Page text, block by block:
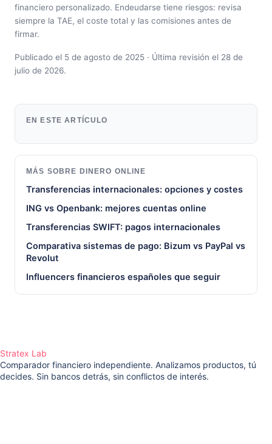
financiero personalizado. Endeudarse tiene riesgos: revisa
siempre la TAE, el coste total y las comisiones antes de
firmar.
Publicado el 5 de agosto de 2025 · Última revisión el 28 de
julio de 2026.
EN ESTE ARTÍCULO
MÁS SOBRE DINERO ONLINE
Transferencias internacionales: opciones y costes
ING vs Openbank: mejores cuentas online
Transferencias SWIFT: pagos internacionales
Comparativa sistemas de pago: Bizum vs PayPal vs
Revolut
Influencers financieros españoles que seguir
Stratex Lab
Comparador financiero independiente. Analizamos productos, tú
decides. Sin bancos detrás, sin conflictos de interés.